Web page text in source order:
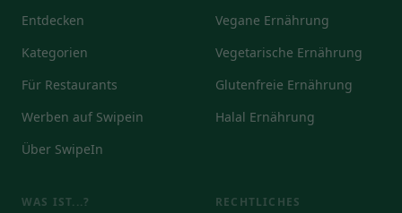
Entdecken
Kategorien
Für Restaurants
Werben auf Swipein
Über SwipeIn
Vegane Ernährung
Vegetarische Ernährung
Glutenfreie Ernährung
Halal Ernährung
WAS IST...? RECHTLICHES